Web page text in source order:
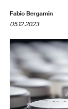
Fabio Bergamin
05.12.2023